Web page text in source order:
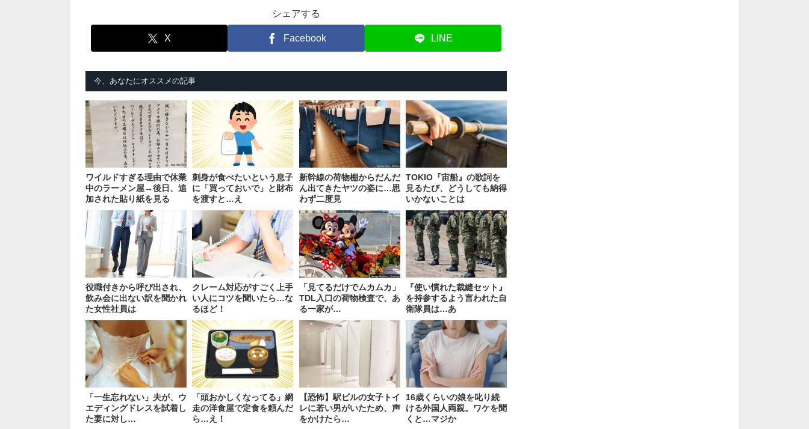
シェアする
X Facebook LINE
今、あなたにオススメの記事
ワイルドすぎる理由で休業
中のラーメン屋→後日、追
加された貼り紙を見る
と…！
刺身が食べたいという息子
に「買っておいで」と財布
を渡すと…え
新幹線の荷物棚からだんだ
ん出てきたヤツの姿に…思
わず二度見
TOKIO『宙船』の歌詞を
見るたび、どうしても納得
いかないことは
役職付きから呼び出され、
飲み会に出ない訳を聞かれ
た女性社員は
クレーム対応がすごく上手
い人にコツを聞いたら…な
るほど！
「見てるだけでムカムカ」
TDL入口の荷物検査で、あ
る一家が…
『使い慣れた裁縫セット』
を持参するよう言われた自
衛隊員は…あ
「一生忘れない」夫が、ウ
エディングドレスを試着し
た妻に対し…
「頭おかしくなってる」網
走の洋食屋で定食を頼んだ
ら…え！
【恐怖】駅ビルの女子トイ
レに若い男がいたため、声
をかけたら…
16歳くらいの娘を叱り続
ける外国人両親。ワケを聞
くと…マジか